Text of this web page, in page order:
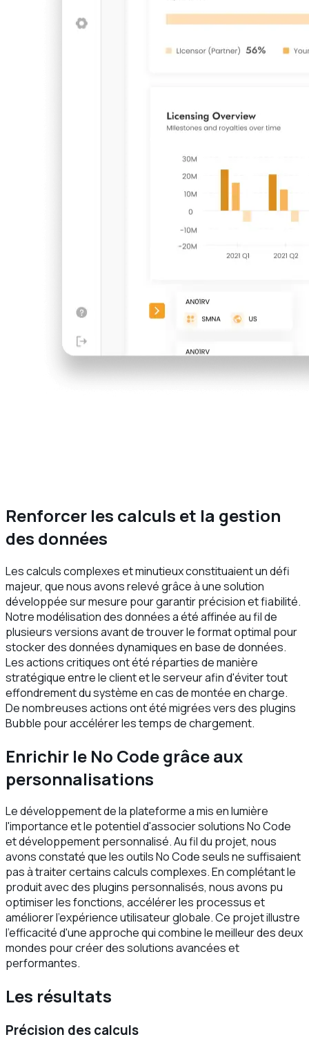
Renforcer les calculs et la gestion
des données
Les calculs complexes et minutieux constituaient un défi
majeur, que nous avons relevé grâce à une solution
développée sur mesure pour garantir précision et fiabilité.
Notre modélisation des données a été affinée au fil de
plusieurs versions avant de trouver le format optimal pour
stocker des données dynamiques en base de données.
Les actions critiques ont été réparties de manière
stratégique entre le client et le serveur afin d'éviter tout
effondrement du système en cas de montée en charge.
De nombreuses actions ont été migrées vers des plugins
Bubble pour accélérer les temps de chargement.
Enrichir le No Code grâce aux
personnalisations
Le développement de la plateforme a mis en lumière
l'importance et le potentiel d'associer solutions No Code
et développement personnalisé. Au fil du projet, nous
avons constaté que les outils No Code seuls ne suffisaient
pas à traiter certains calculs complexes. En complétant le
produit avec des plugins personnalisés, nous avons pu
optimiser les fonctions, accélérer les processus et
améliorer l'expérience utilisateur globale. Ce projet illustre
l'efficacité d'une approche qui combine le meilleur des deux
mondes pour créer des solutions avancées et
performantes.
Les résultats
Précision des calculs